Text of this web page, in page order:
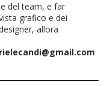
del team, e far
grafico e dei
allora